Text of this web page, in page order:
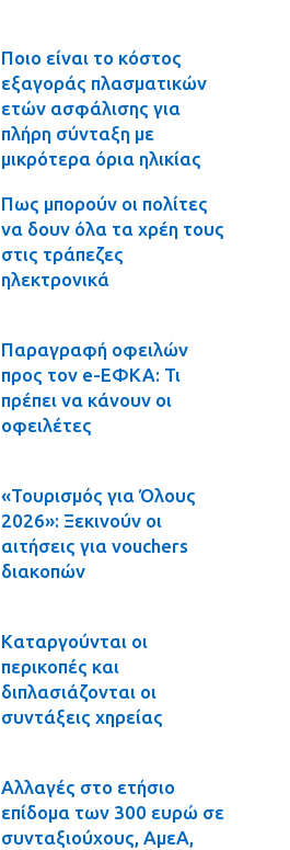
Ποιο είναι το κόστος
εξαγοράς πλασματικών
ετών ασφάλισης για
πλήρη σύνταξη με
μικρότερα όρια ηλικίας
Πως μπορούν οι πολίτες
να δουν όλα τα χρέη τους
στις τράπεζες
ηλεκτρονικά
Παραγραφή οφειλών
προς τον e-ΕΦΚΑ: Τι
πρέπει να κάνουν οι
οφειλέτες
«Τουρισμός για Όλους
2026»: Ξεκινούν οι
αιτήσεις για vouchers
διακοπών
Καταργούνται οι
περικοπές και
διπλασιάζονται οι
συντάξεις χηρείας
Αλλαγές στο ετήσιο
επίδομα των 300 ευρώ σε
συνταξιούχους, ΑμεΑ,